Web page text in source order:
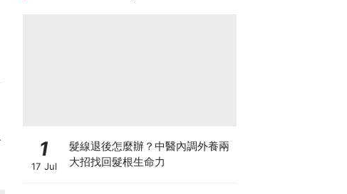
1
17 Jul
髮線退後怎麼辦？中醫內調外養兩
大招找回髮根生命力